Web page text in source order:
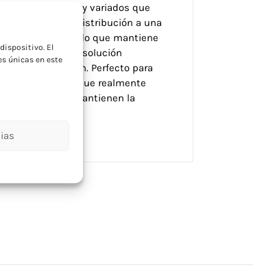
El
únicas en este
colores vivos y variados que
40 hojas de distribución a una
minilápiz incluido que mantiene
y lápiz en una solución
larga duración. Perfecto para
y organizados que realmente
mientras mantienen la